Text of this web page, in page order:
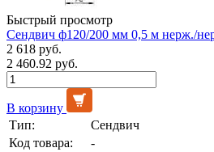
Быстрый просмотр
Сендвич ф120/200 мм 0,5 м нерж./
2 618 руб.
2 460.92 руб.
В корзину
Тип:
Сендвич
Код товара:
-